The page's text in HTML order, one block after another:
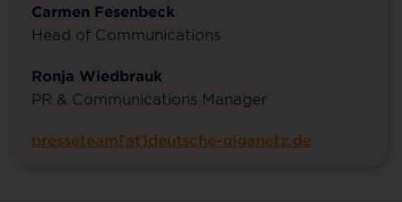
Carmen Fesenbeck
Head of Communications
Ronja Wiedbrauk
PR & Communications Manager
presseteam[at]deutsche-giganetz.de